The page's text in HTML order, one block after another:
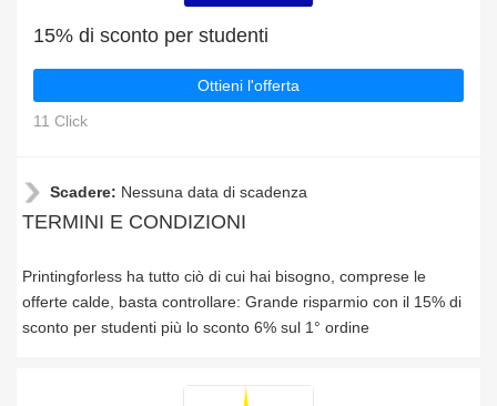
15% di sconto per studenti
Ottieni l'offerta
11 Click
Scadere: Nessuna data di scadenza
TERMINI E CONDIZIONI
Printingforless ha tutto ciò di cui hai bisogno, comprese le
offerte calde, basta controllare: Grande risparmio con il 15% di
sconto per studenti più lo sconto 6% sul 1° ordine